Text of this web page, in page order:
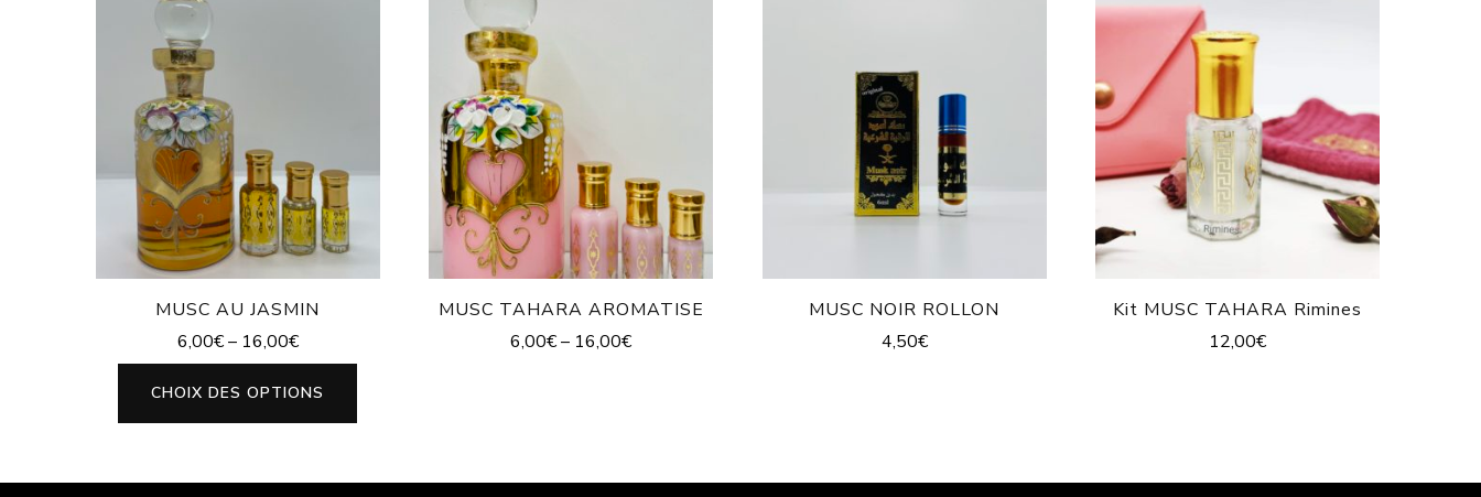
MUSC AU JASMIN
6,00€– 16,00€
CHOIX DES OPTIONS
MUSC TAHARA AROMATISE
6,00€– 16,00€
MUSC NOIR ROLLON
4,50€
Kit MUSC TAHARA Rimines
12,00€